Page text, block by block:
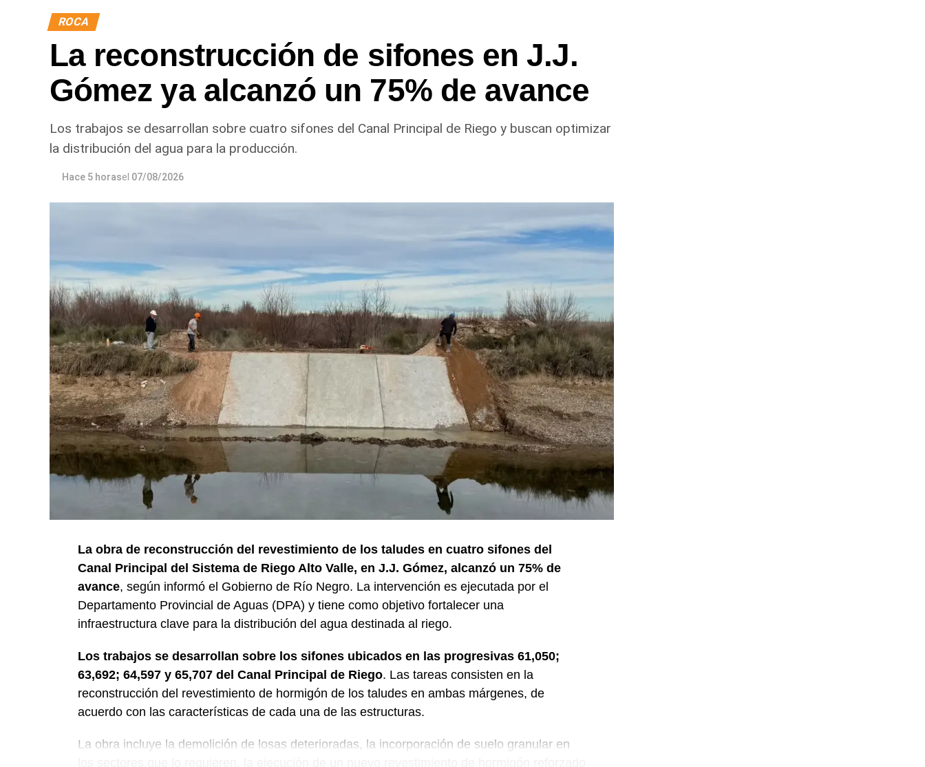
ROCA
La reconstrucción de sifones en J.J.
Gómez ya alcanzó un 75% de avance
Los trabajos se desarrollan sobre cuatro sifones del Canal Principal de Riego y buscan optimizar
la distribución del agua para la producción.
Hace 5 horasel 07/08/2026
La obra de reconstrucción del revestimiento de los taludes en cuatro sifones del
Canal Principal del Sistema de Riego Alto Valle, en J.J. Gómez, alcanzó un 75% de
avance, según informó el Gobierno de Río Negro. La intervención es ejecutada por el
Departamento Provincial de Aguas (DPA) y tiene como objetivo fortalecer una
infraestructura clave para la distribución del agua destinada al riego.
Los trabajos se desarrollan sobre los sifones ubicados en las progresivas 61,050;
63,692; 64,597 y 65,707 del Canal Principal de Riego. Las tareas consisten en la
reconstrucción del revestimiento de hormigón de los taludes en ambas márgenes, de
acuerdo con las características de cada una de las estructuras.
La obra incluye la demolición de losas deterioradas, la incorporación de suelo granular en